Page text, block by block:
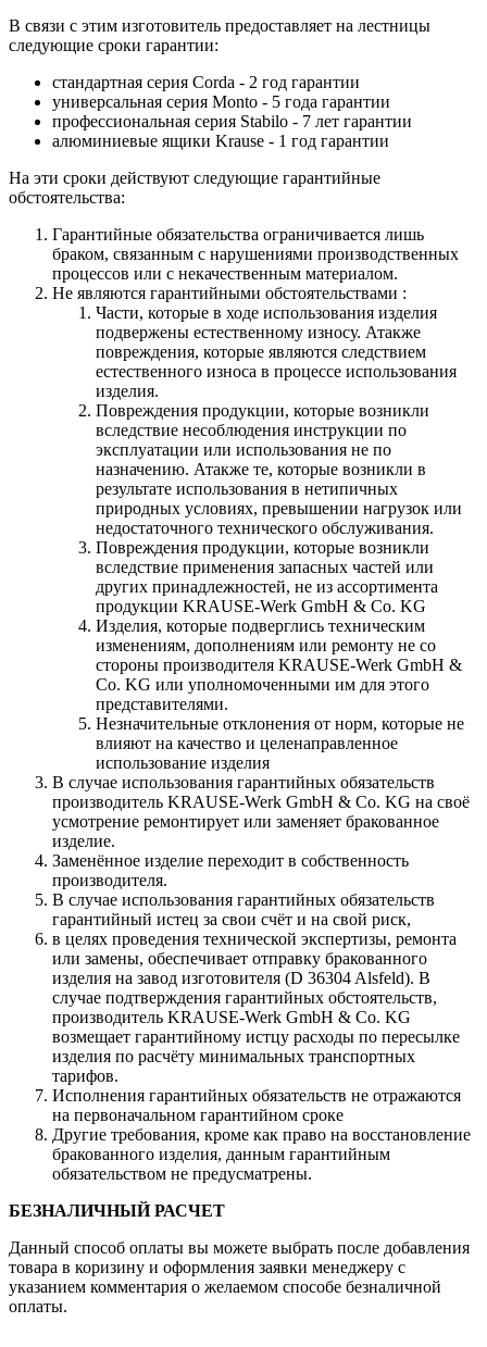
В связи с этим изготовитель предоставляет на лестницы
следующие сроки гарантии:
стандартная серия Corda - 2 год гарантии
универсальная серия Monto - 5 года гарантии
профессиональная серия Stabilo - 7 лет гарантии
алюминиевые ящики Krause - 1 год гарантии
На эти сроки действуют следующие гарантийные
обстоятельства:
Гарантийные обязательства ограничивается лишь
браком, связанным с нарушениями производственных
процессов или с некачественным материалом.
Не являются гарантийными обстоятельствами :
Части, которые в ходе использования изделия
подвержены естественному износу. Атакже
повреждения, которые являются следствием
естественного износа в процессе использования
изделия.
Повреждения продукции, которые возникли
вследствие несоблюдения инструкции по
эксплуатации или использования не по
назначению. Атакже те, которые возникли в
результате использования в нетипичных
природных условиях, превышении нагрузок или
недостаточного технического обслуживания.
Повреждения продукции, которые возникли
вследствие применения запасных частей или
других принадлежностей, не из ассортимента
продукции KRAUSE-Werk GmbH & Со. KG
Изделия, которые подверглись техническим
изменениям, дополнениям или ремонту не со
стороны производителя KRAUSE-Werk GmbH &
Со. KG или уполномоченными им для этого
представителями.
Незначительные отклонения от норм, которые не
влияют на качество и целенаправленное
использование изделия
В случае использования гарантийных обязательств
производитель KRAUSE-Werk GmbH & Со. KG на своё
усмотрение ремонтирует или заменяет бракованное
изделие.
Заменённое изделие переходит в собственность
производителя.
В случае использования гарантийных обязательств
гарантийный истец за свои счёт и на свой риск,
в целях проведения технической экспертизы, ремонта
или замены, обеспечивает отправку бракованного
изделия на завод изготовителя (D 36304 Alsfeld). В
случае подтверждения гарантийных обстоятельств,
производитель KRAUSE-Werk GmbH & Со. KG
возмещает гарантийному истцу расходы по пересылке
изделия по расчёту минимальных транспортных
тарифов.
Исполнения гарантийных обязательств не отражаются
на первоначальном гарантийном сроке
Другие требования, кроме как право на восстановление
бракованного изделия, данным гарантийным
обязательством не предусматрены.
БЕЗНАЛИЧНЫЙ РАСЧЕТ
Данный способ оплаты вы можете выбрать после добавления
товара в коризину и оформления заявки менеджеру c
указанием комментария о желаемом способе безналичной
оплаты.